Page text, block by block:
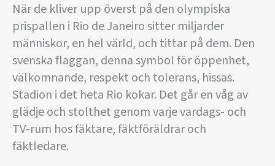
När de kliver upp överst på den olympiska
prispallen i Rio de Janeiro sitter miljarder
människor, en hel värld, och tittar på dem. Den
svenska flaggan, denna symbol för öppenhet,
välkomnande, respekt och tolerans, hissas.
Stadion i det heta Rio kokar. Det går en våg av
glädje och stolthet genom varje vardags- och
TV-rum hos fäktare, fäktföräldrar och
fäktledare.